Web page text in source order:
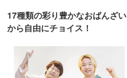
17種類の彩り豊かなおばんざい
から自由にチョイス！